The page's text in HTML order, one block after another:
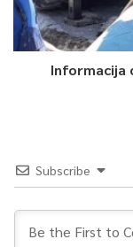
Informacija
Subscribe